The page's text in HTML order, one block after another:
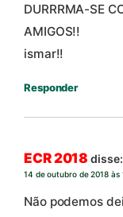
DURRRMA-SE
AMIGOS!!
ismar!!
Responder
ECR 2018 disse:
14 de outubro de 2018 às
Não podemos